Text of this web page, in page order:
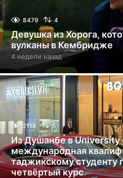
8479 4
Девушка из Хорога,
вулканы в Кембридже
4 недели назад4
н
е
д
е
н
а
з
а
д
2118 5
Из Душанбе в University
международная
таджикскому студенту
четвёртый курс